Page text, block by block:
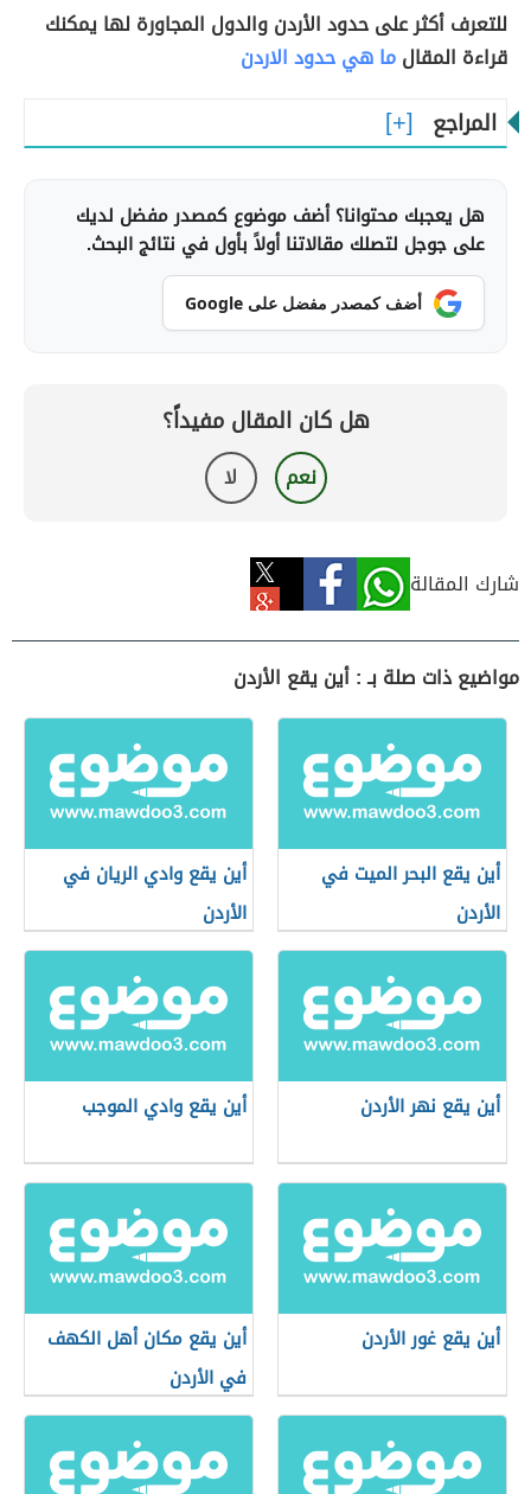
للتعرف أكثر على حدود الأردن والدول المجاورة لها يمكنك
قراءة المقالما هي حدود الاردن
المراجع
هل يعجبك محتوانا؟ أضف موضوع كمصدر مفضل لديك
على جوجل لتصلك مقالاتنا أولاً بأول في نتائج البحث.
أضف كمصدر مفضل على Google
هل كان المقال مفيداً؟
نعم لا
شارك المقالة
مواضيع ذات صلة بـ : أين يقع الأردن
أين يقع البحر الميت في
الأردن
أين يقع وادي الريان في
الأردن
أين يقع نهر الأردن أين يقع وادي الموجب
أين يقع غور الأردن
أين يقع مكان أهل الكهف
في الأردن